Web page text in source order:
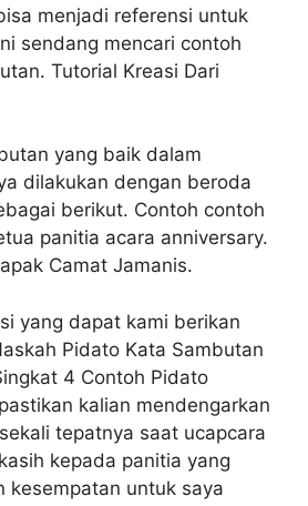
menjadi referensi untuk
sendang mencari contoh
Tutorial Kreasi Dari
yang baik dalam
dilakukan dengan beroda
berikut. Contoh contoh
panitia acara anniversary.
Camat Jamanis.
yang dapat kami berikan
Pidato Kata Sambutan
4 Contoh Pidato
kalian mendengarkan
tepatnya saat ucapcara
kepada panitia yang
kesempatan untuk saya